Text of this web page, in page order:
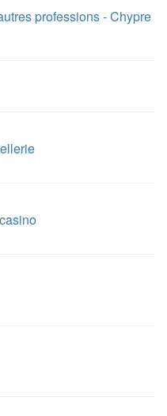
professions - Chypre